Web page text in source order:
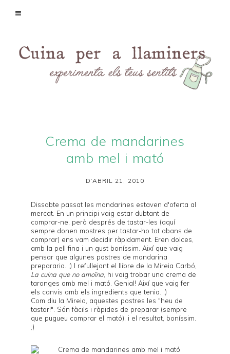
Crema de mandarines
amb mel i mató
D’ABRIL 21, 2010
Dissabte passat les mandarines estaven d'oferta al
mercat. En un principi vaig estar dubtant de
comprar-ne, però després de tastar-les (aquí
sempre donen mostres per tastar-ho tot abans de
comprar) ens vam decidir ràpidament. Eren dolces,
amb la pell fina i un gust boníssim. Així que vaig
pensar que algunes postres de mandarina
prepararia. ;) I refullejant el llibre de la Mireia Carbó,
La cuina que no amoïna , hi vaig trobar una crema de
taronges amb mel i mató. Genial! Així que vaig fer
els canvis amb els ingredients que tenia. ;)
Com diu la Mireia, aquestes postres les "heu de
tastar!". Són fàcils i ràpides de preparar (sempre
que pugueu comprar el mató), i el resultat, boníssim.
;)